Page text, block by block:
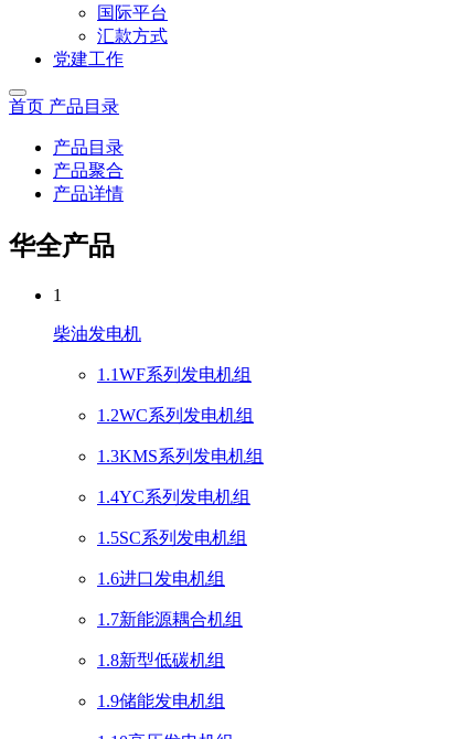
国际平台
汇款方式
党建工作
首页 产品目录
产品目录
产品聚合
产品详情
华全产品
1
柴油发电机
1.1WF系列发电机组
1.2WC系列发电机组
1.3KMS系列发电机组
1.4YC系列发电机组
1.5SC系列发电机组
1.6进口发电机组
1.7新能源耦合机组
1.8新型低碳机组
1.9储能发电机组